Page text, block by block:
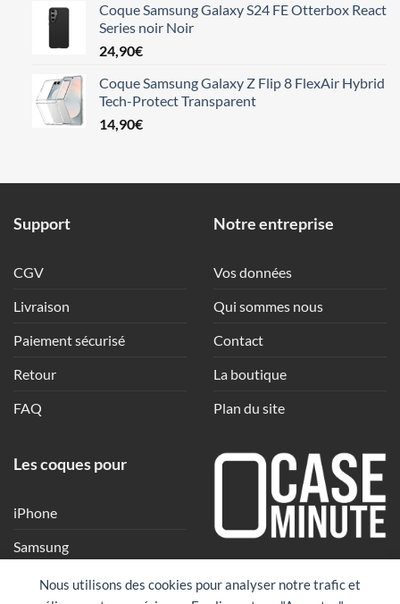
Nous utilisons des cookies pour analyser notre trafic et
Coque Samsung Galaxy S24 FE Otterbox React
Series noir Noir
24,90€
Coque Samsung Galaxy Z Flip 8 FlexAir Hybrid
Tech-Protect Transparent
14,90€
Support
CGV
Livraison
Paiement sécurisé
Retour
FAQ
Notre entreprise
Vos données
Qui sommes nous
Contact
La boutique
Plan du site
Les coques pour
iPhone
Samsung
Xiaomi
Une coque en quelques
clics